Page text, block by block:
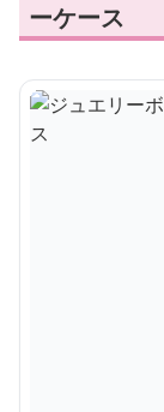
ーケース